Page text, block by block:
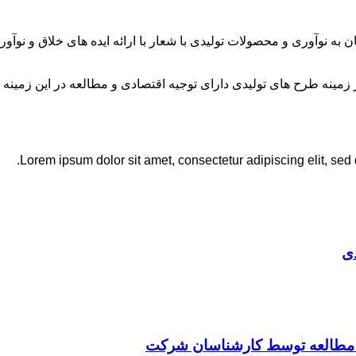
به نوآوری و محصولات تولیدی با شعار با ارائه ایده های خلاق
طرح های تولیدی دارای توجیه اقتصادی و مطالعه در این
Lorem ipsum dolor sit amet, consectetur adipiscing elit,
مطالعه توسط کارشناسان شرکت